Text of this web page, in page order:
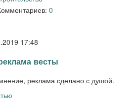
0
17:48
весты
реклама сделано с душой.